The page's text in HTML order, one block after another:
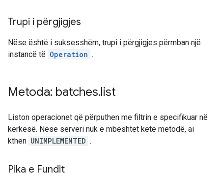
Trupi i përgjigjes
Nëse është i suksesshëm, trupi i përgjigjes përmban një
instancë të Operation .
Metoda: batches.list
Liston operacionet që përputhen me filtrin e specifikuar në
kërkesë. Nëse serveri nuk e mbështet këtë metodë, ai
kthen UNIMPLEMENTED .
Pika e Fundit